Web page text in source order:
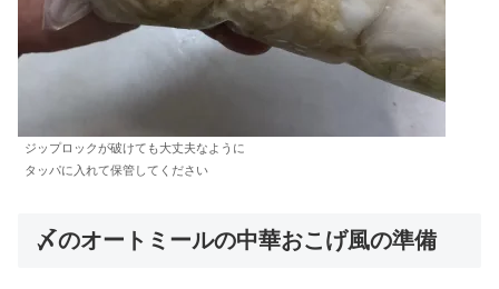
ジップロックが破けても大丈夫なように
タッパに入れて保管してください
〆のオートミールの中華おこげ風の準備